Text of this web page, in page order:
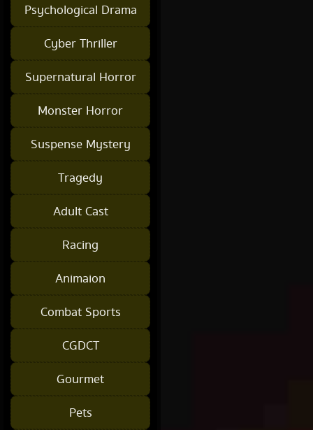
Psychological Drama
Cyber Thriller
Supernatural Horror
Monster Horror
Suspense Mystery
Tragedy
Adult Cast
Racing
Animaion
Combat Sports
CGDCT
Gourmet
Pets